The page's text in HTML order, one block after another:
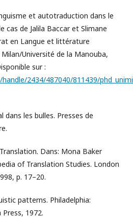
et autotraduction dans le
cas de Jalila Baccar et Slimane
en Langue et littérature
Université de la Manouba,
sur :
2434/487040/811439/
dans les bulles. Presses de
Dans: Mona Baker
of Translation Studies. London
p. 17–20.
patterns. Philadelphia:
1972.